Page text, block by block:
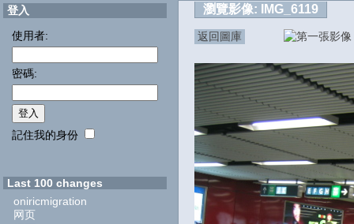
登入
使用者:
密碼:
記住我的身份
Last 100 changes
oniricmigration
网页
瀏覽影像: IMG_6119
返回圖庫